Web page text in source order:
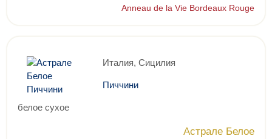
Anneau de la Vie Bordeaux Rouge
Италия, Сицилия
Пиччини
белое сухое
Астрале Белое